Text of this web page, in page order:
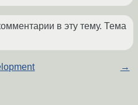
в эту тему. Тема
→